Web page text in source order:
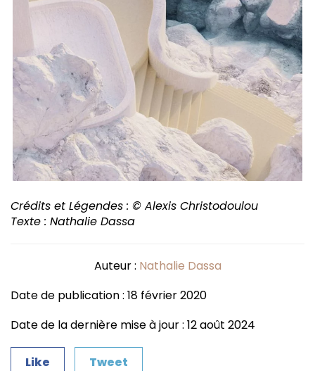
Crédits et Légendes : © Alexis Christodoulou
Texte : Nathalie Dassa
Auteur : Nathalie Dassa
Date de publication : 18 février 2020
Date de la dernière mise à jour : 12 août 2024
Like Tweet